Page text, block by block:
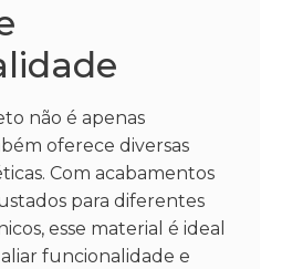
não é apenas
oferece diversas
Com acabamentos
para diferentes
esse material é ideal
funcionalidade e